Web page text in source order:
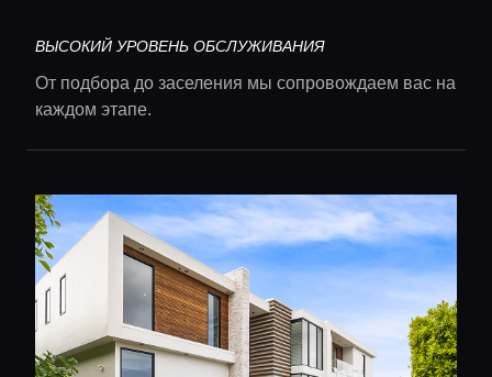
Локации
Гиды
Консьерж сервис
Lifestyle журнал
ВЫСОКИЙ УРОВЕНЬ ОБСЛУЖИВАНИЯ
От подбора до заселения мы сопровождаем вас на
каждом этапе.